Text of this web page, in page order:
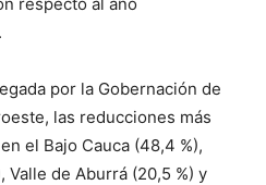
por la Gobernación de
las reducciones más
el Bajo Cauca (48,4 %),
Valle de Aburrá (20,5 %) y